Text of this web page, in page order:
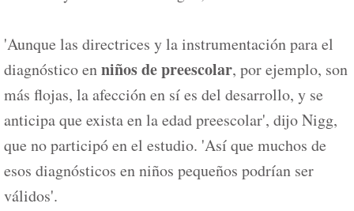
'Aunque las directrices y la instrumentación para el
diagnóstico enniños de preescolar, por ejemplo, son
más flojas, la afección en sí es del desarrollo, y se
anticipa que exista en la edad preescolar', dijo Nigg,
que no participó en el estudio. 'Así que muchos de
esos diagnósticos en niños pequeños podrían ser
válidos'.